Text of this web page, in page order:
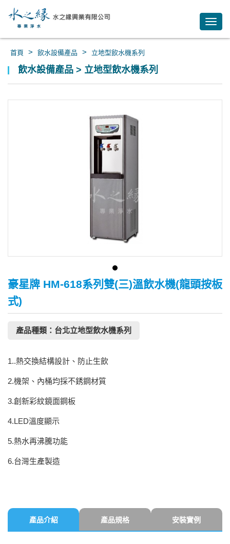
首頁 > 飲水設備產品 > 立地型飲水機系列
飲水設備產品 > 立地型飲水機系列
豪星牌 HM-618系列雙(三)溫飲水機(龍頭按板
式)
產品種類：台北立地型飲水機系列
1..熱交換結構設計、防止生飲
2.機架、內桶均採不銹鋼材質
3.創新彩紋鏡面鋼板
4.LED溫度顯示
5.熱水再沸騰功能
6.台灣生產製造
產品介紹 產品規格 安裝實例